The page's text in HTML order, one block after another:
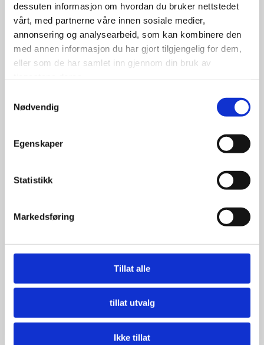
dessuten informasjon om hvordan du bruker nettstedet
vårt, med partnerne våre innen sosiale medier,
annonsering og analysearbeid, som kan kombinere den
med annen informasjon du har gjort tilgjengelig for dem,
eller som de har samlet inn gjennom din bruk av
Nødvendig
Egenskaper
Statistikk
Markedsføring
Tillat alle
tillat utvalg
Ikke tillat